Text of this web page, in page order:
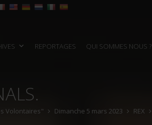
REPORTAGES QUI SOMMES NOUS ?
Volontaires" Dimanche 5 mars 2023 REX